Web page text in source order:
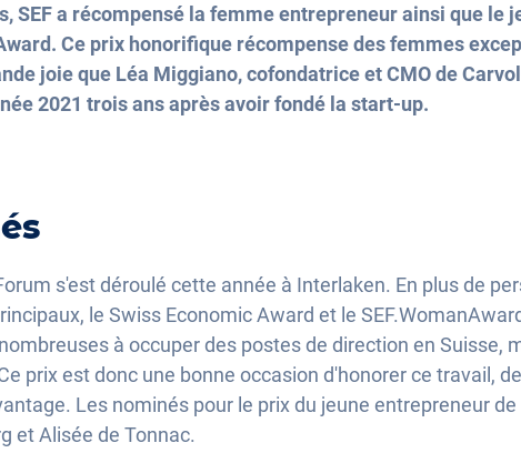
SEF a récompensé la femme entrepreneur ainsi que le
Ce prix honorifique récompense des femmes
joie que Léa Miggiano, cofondatrice et CMO de
2021 trois ans après avoir fondé la start-up.
s'est déroulé cette année à Interlaken. En plus de
le Swiss Economic Award et le
à occuper des postes de direction en Suisse,
prix est donc une bonne occasion d'honorer ce travail,
Les nominés pour le prix du jeune entrepreneur
et Alisée de Tonnac.